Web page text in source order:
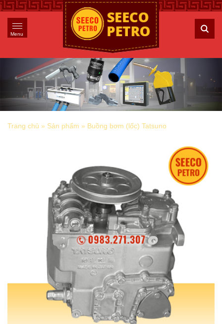
Menu
Trang chủ » Sản phẩm » Buồng bơm (lốc) Tatsuno